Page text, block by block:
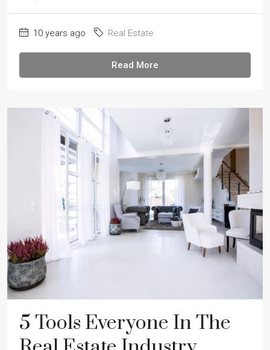
10 years ago Real Estate
Read More
5 Tools Everyone In The